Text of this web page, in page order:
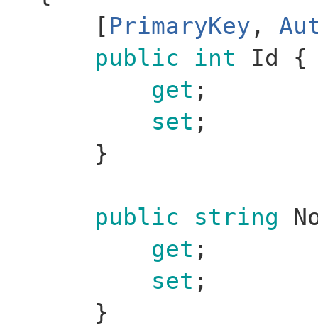
[ PrimaryKey ,
public
int Id {
get ;
set ;
}
public string
get ;
set ;
}